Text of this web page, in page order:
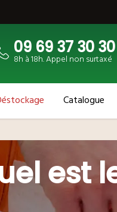
09 69 37 30 30
8h à 18h. Appel non surtaxé
Catalogue
est